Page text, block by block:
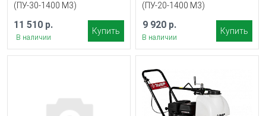
(ПУ-30-1400 М3)
11 510 р.
В наличии
Купить
(ПУ-20-1400 М3)
9 920 р.
В наличии
Купить